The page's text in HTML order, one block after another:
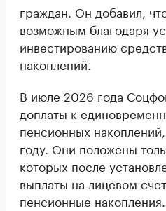
граждан. Он добавил,
возможным благодаря
инвестированию
накоплений.
В июле 2026 года
доплаты к
пенсионных
году. Они положены
которых после
выплаты на лицевом
пенсионные накопления.